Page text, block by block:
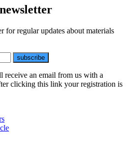
for regular updates about materials
subscribe
an email from us with a
clicking this link your registration is